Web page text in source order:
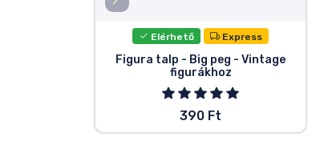
Elérhető Express
Figura talp - Big peg - Vintage
figurákhoz
390 Ft